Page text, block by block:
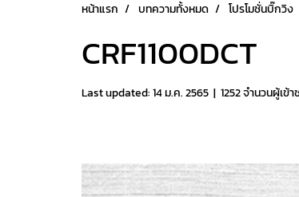
หน้าแรก บทความทั้งหมด โปรโมชั่นบิ๊กวิง
CRF1100DCT
Last updated: 14 ม.ค. 2565 | 1252 จำนวนผู้เข้า